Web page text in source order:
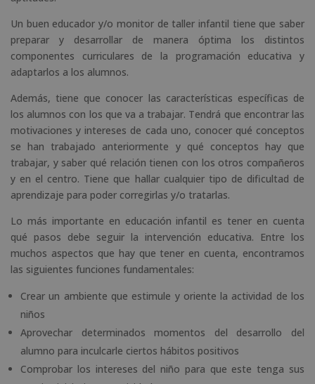
Un buen educador y/o monitor de taller infantil tiene que saber
preparar y desarrollar de manera óptima los distintos
componentes curriculares de la programación educativa y
adaptarlos a los alumnos.
Además, tiene que conocer las características específicas de
los alumnos con los que va a trabajar. Tendrá que encontrar las
motivaciones y intereses de cada uno, conocer qué conceptos
se han trabajado anteriormente y qué conceptos hay que
trabajar, y saber qué relación tienen con los otros compañeros
y en el centro. Tiene que hallar cualquier tipo de dificultad de
aprendizaje para poder corregirlas y/o tratarlas.
Lo más importante en educación infantil es tener en cuenta
qué pasos debe seguir la intervención educativa. Entre los
muchos aspectos que hay que tener en cuenta, encontramos
las siguientes funciones fundamentales:
Crear un ambiente que estimule y oriente la actividad de los
niños
Aprovechar determinados momentos del desarrollo del
alumno para inculcarle ciertos hábitos positivos
Comprobar los intereses del niño para que este tenga sus